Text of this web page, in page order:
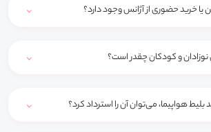
یا خرید حضوری از آژانس وجود دارد؟
نوزادان و کودکان چقدر است؟
هواپیما، می‌توان آن را استرداد کرد؟